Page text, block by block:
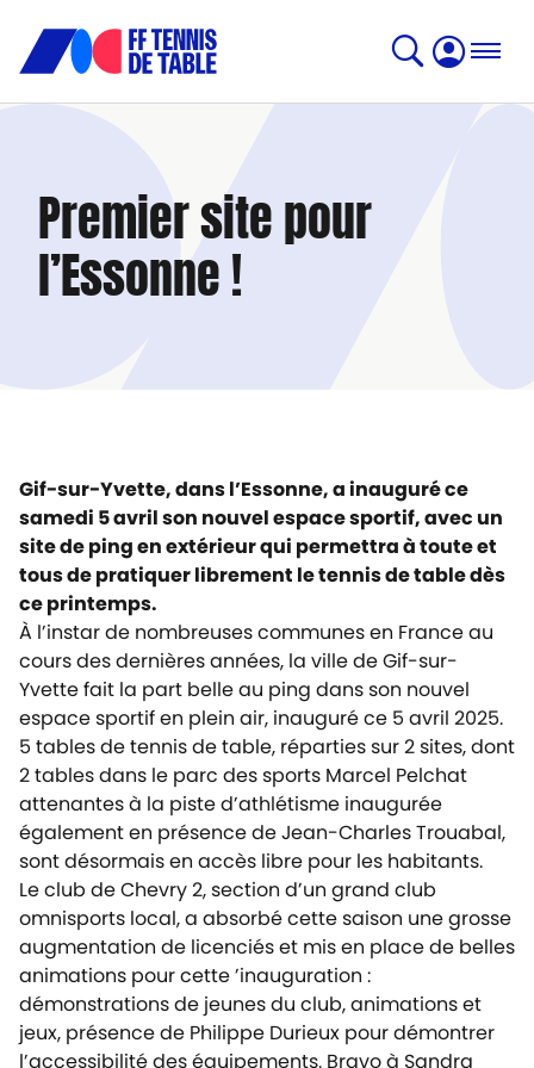
Premier site pour
l’Essonne !
Gif-sur-Yvette, dans l’Essonne, a inauguré ce
samedi 5 avril son nouvel espace sportif, avec un
site de ping en extérieur qui permettra à toute et
tous de pratiquer librement le tennis de table dès
ce printemps.
À l’instar de nombreuses communes en France au
cours des dernières années, la ville de Gif-sur-
Yvette fait la part belle au ping dans son nouvel
espace sportif en plein air, inauguré ce 5 avril 2025.
5 tables de tennis de table, réparties sur 2 sites, dont
2 tables dans le parc des sports Marcel Pelchat
attenantes à la piste d’athlétisme inaugurée
également en présence de Jean-Charles Trouabal,
sont désormais en accès libre pour les habitants.
Le club de Chevry 2, section d’un grand club
omnisports local, a absorbé cette saison une grosse
augmentation de licenciés et mis en place de belles
animations pour cette ’inauguration :
démonstrations de jeunes du club, animations et
jeux, présence de Philippe Durieux pour démontrer
l’accessibilité des équipements. Bravo à Sandra